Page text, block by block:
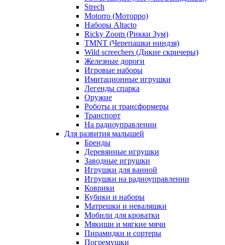
Strech
Motorro (Моторро)
Наборы Altacto
Ricky Zoom (Рикки Зум)
TMNT (Черепашки ниндзя)
Wild screechers (Дикие скричеры)
Железные дороги
Игровые наборы
Имитационные игрушки
Легенды спарка
Оружие
Роботы и трансформеры
Транспорт
На радиоуправлении
Для развития малышей
Бренды
Деревянные игрушки
Заводные игрушки
Игрушки для ванной
Игрушки на радиоуправлении
Коврики
Кубики и наборы
Матрешки и неваляшки
Мобили для кроватки
Мякиши и мягкие мячи
Пирамидки и сортеры
Погремушки